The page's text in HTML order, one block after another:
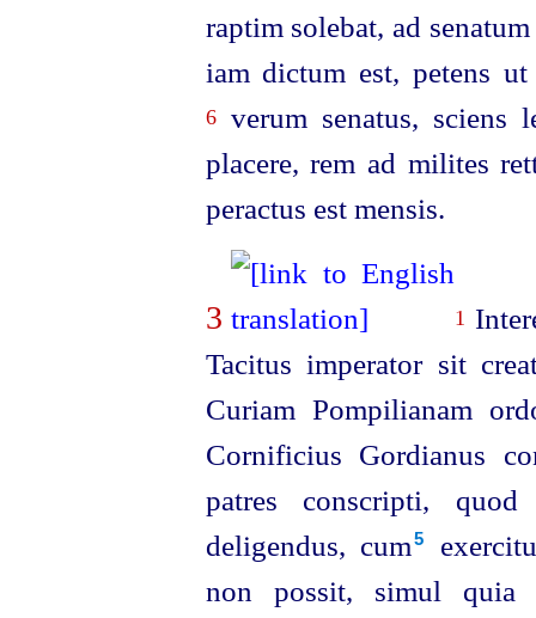
raptim solebat, ad
iam dictum est, petens
6verum senatus, sciens
placere, rem ad milites
peractus est mensis.
3 1
Tacitus imperator sit
Curiam Pompilianam
Cornificius Gordianus
patres conscripti,
deligendus, cum⁠5
non possit, simul quia